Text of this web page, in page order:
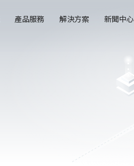
產品服務 解決方案 新聞中心